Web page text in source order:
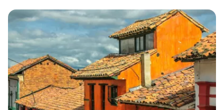
Tęsti su Facebook
Tęsti el. paštu